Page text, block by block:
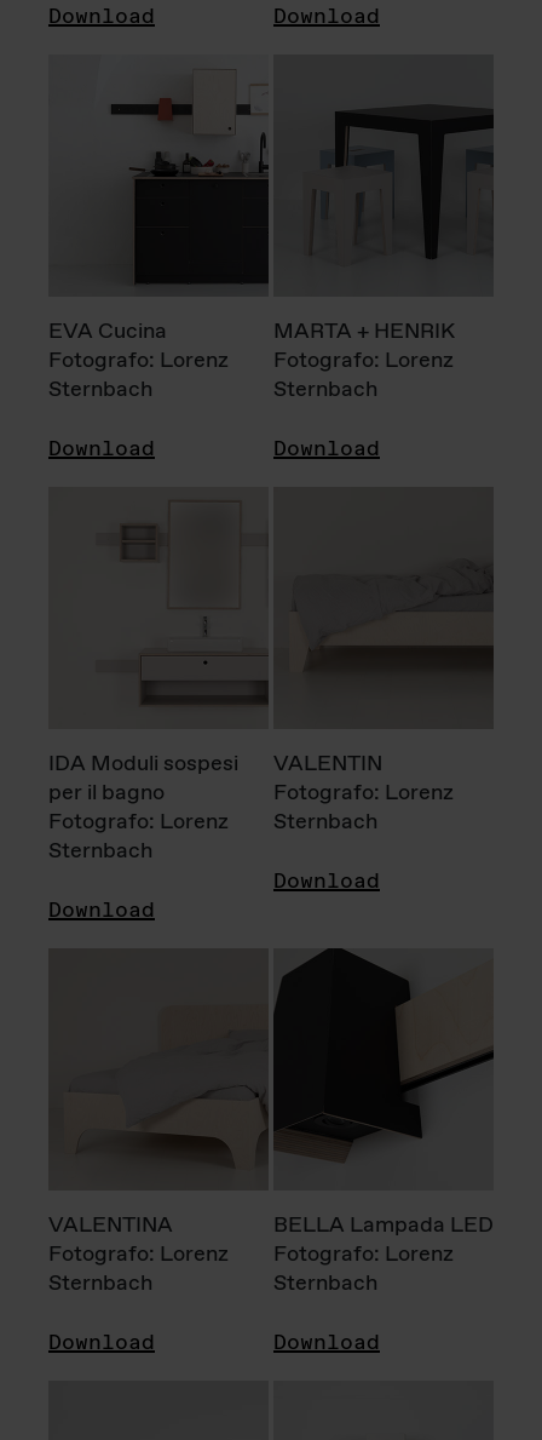
Download Download
EVA Cucina
Fotografo: Lorenz
Sternbach
Download
MARTA + HENRIK
Fotografo: Lorenz
Sternbach
Download
IDA Moduli sospesi
per il bagno
Fotografo: Lorenz
Sternbach
Download
VALENTIN
Fotografo: Lorenz
Sternbach
Download
VALENTINA
Fotografo: Lorenz
Sternbach
Download
BELLA Lampada LED
Fotografo: Lorenz
Sternbach
Download